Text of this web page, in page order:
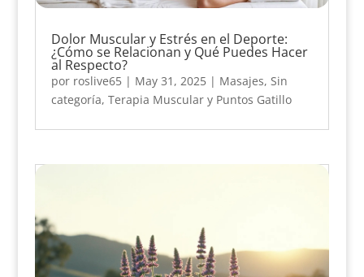
Dolor Muscular y Estrés en el Deporte:
¿Cómo se Relacionan y Qué Puedes Hacer
al Respecto?
por roslive65| May 31, 2025| Masajes, Sin
categoría, Terapia Muscular y Puntos Gatillo